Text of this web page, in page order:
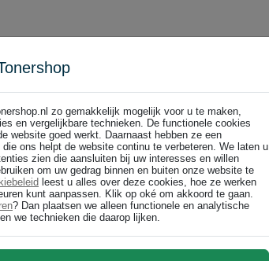
mm / Energetic Colours / 6 stuks
x 152 mm / assorti / 3 x 45 vel
zo gemakkelijk mogelijk voor u te maken,
en vergelijkbare technieken. De functionele cookies
website goed werkt. Daarnaast hebben ze een
ons helpt de website continu te verbeteren. We laten u
zien die aansluiten bij uw interesses en willen
om uw gedrag binnen en buiten onze website te
leest u alles over deze cookies, hoe ze werken
kunt aanpassen. Klik op oké om akkoord te gaan.
? Dan plaatsen we alleen functionele en analytische
we technieken die daarop lijken.